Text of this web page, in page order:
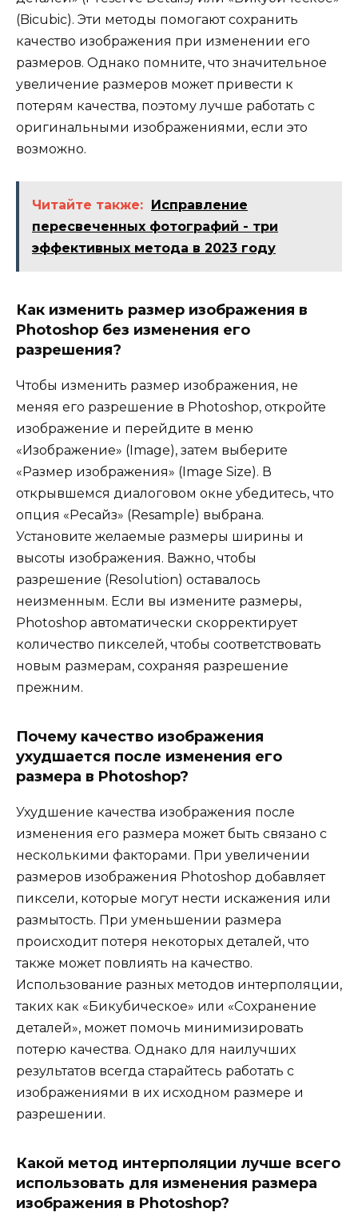
(Bicubic). Эти методы помогают сохранить
качество изображения при изменении его
размеров. Однако помните, что значительное
увеличение размеров может привести к
потерям качества, поэтому лучше работать с
оригинальными изображениями, если это
возможно.
Читайте также:
Исправление
пересвеченных фотографий - три
эффективных метода в 2023 году
Как изменить размер изображения в
Photoshop без изменения его
разрешения?
Чтобы изменить размер изображения, не
меняя его разрешение в Photoshop, откройте
изображение и перейдите в меню
«Изображение» (Image), затем выберите
«Размер изображения» (Image Size). В
открывшемся диалоговом окне убедитесь, что
опция «Ресайз» (Resample) выбрана.
Установите желаемые размеры ширины и
высоты изображения. Важно, чтобы
разрешение (Resolution) оставалось
неизменным. Если вы измените размеры,
Photoshop автоматически скорректирует
количество пикселей, чтобы соответствовать
новым размерам, сохраняя разрешение
прежним.
Почему качество изображения
ухудшается после изменения его
размера в Photoshop?
Ухудшение качества изображения после
изменения его размера может быть связано с
несколькими факторами. При увеличении
размеров изображения Photoshop добавляет
пиксели, которые могут нести искажения или
размытость. При уменьшении размера
происходит потеря некоторых деталей, что
также может повлиять на качество.
Использование разных методов интерполяции,
таких как «Бикубическое» или «Сохранение
деталей», может помочь минимизировать
потерю качества. Однако для наилучших
результатов всегда старайтесь работать с
изображениями в их исходном размере и
разрешении.
Какой метод интерполяции лучше всего
использовать для изменения размера
изображения в Photoshop?